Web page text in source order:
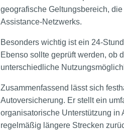
geografische Geltungsbereich,
Assistance-Netzwerks.
Besonders wichtig ist ein 24-
Ebenso sollte geprüft werden, ob
unterschiedliche
Zusammenfassend lässt sich
Autoversicherung. Er stellt ein
organisatorische Unterstützung
regelmäßig längere Strecken